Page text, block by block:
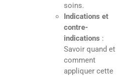
soins.
Indications et
contre-
indications :
Savoir quand et
comment
appliquer cette